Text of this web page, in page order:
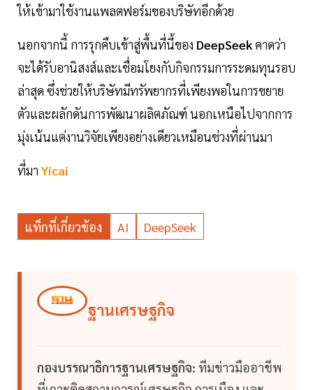
ให้เข้ามาใช้งานแพลตฟอร์มของบริษัทอีกด้วย
นอกจากนี้ การรุกคืบเข้าสู่พื้นที่นี้ของ DeepSeekคาดว่า
จะได้รับอานิสงส์และเชื่อมโยงกับกิจกรรมการระดมทุนรอบ
ล่าสุด ซึ่งช่วยให้บริษัทมีทรัพยากรที่เพียงพอในการขยาย
ตัวและผลักดันการพัฒนาผลิตภัณฑ์ นอกเหนือไปจากการ
มุ่งเน้นแต่งานวิจัยเพียงอย่างเดียวเหมือนช่วงที่ผ่านมา
ที่มา Yicai
แท็กที่เกี่ยวข้อง AI DeepSeek
ฐานเศรษฐกิจ
กองบรรณาธิการฐานเศรษฐกิจ: ทีมข่าวมืออาชีพ